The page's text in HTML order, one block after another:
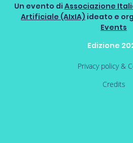
Un evento di Associazione
Artificiale (AIxIA) ideato e
Events
Edizione
Privacy policy &
Credits